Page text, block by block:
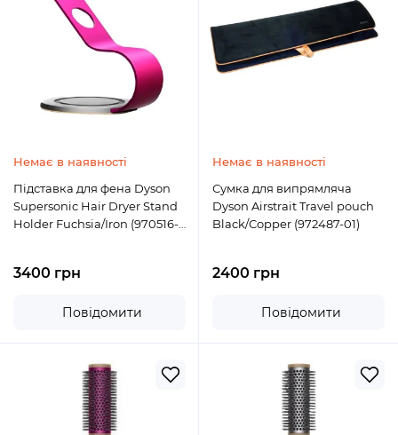
Немає в наявності
Підставка для фена Dyson
Supersonic Hair Dryer Stand
Holder Fuchsia/Iron (970516-
3400 грн
Повідомити
Немає в наявності
Сумка для випрямляча
Dyson Airstrait Travel pouch
Black/Copper (972487-01)
2400 грн
Повідомити